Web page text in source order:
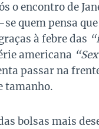
o encontro de
quem pensa
à febre das
americana
passar na
tamanho.
bolsas mais